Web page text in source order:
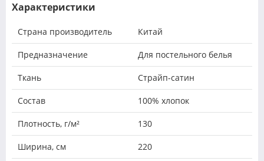
Характеристики
Страна производитель Китай
Предназначение Для постельного белья
Ткань Страйп-сатин
Состав 100% хлопок
Плотность, г/м² 130
Ширина, см 220